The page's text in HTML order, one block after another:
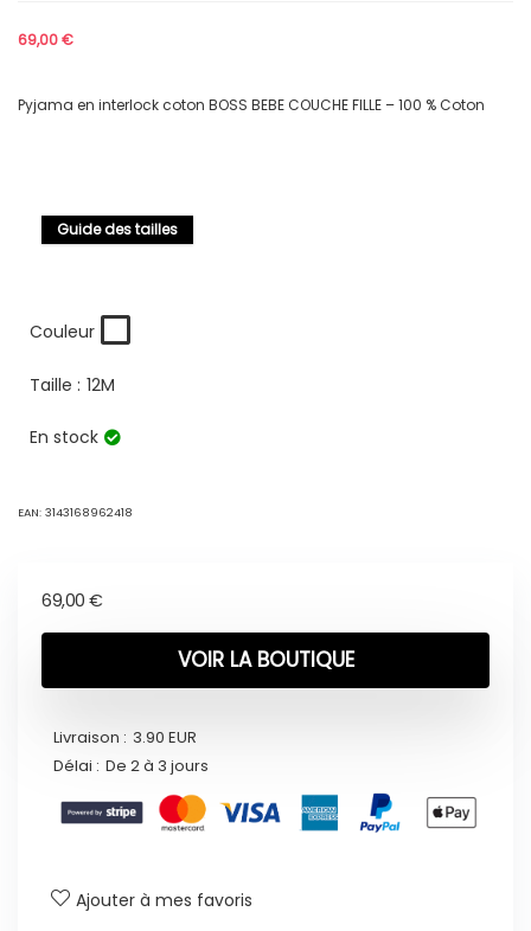
69,00€
Pyjama en interlock coton BOSS BEBE COUCHE FILLE – 100 % Coton
Guide des tailles
Couleur
Taille : 12M
En stock
EAN: 3143168962418
69,00 €
VOIR LA BOUTIQUE
Livraison : 3.90 EUR
Délai : De 2 à 3 jours
Ajouter à mes favoris